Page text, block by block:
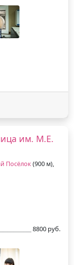
им. М.Е.
Посёлок(900 м),
8800 руб.